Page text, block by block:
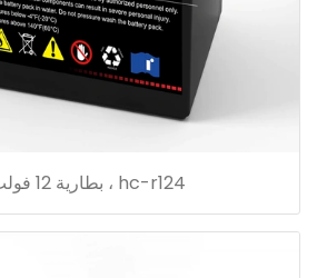
hc-r124 ، بطارية 12 فولت 4ah